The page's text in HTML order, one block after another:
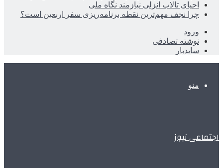
احیای تالاب انزلی نیازمند نگاه ملی
چرا نجف مهم‌ترین نقطه برنامه‌ریزی سفر اربعین است؟
ورود
نوشته تصادفی
سایدبار
منو
اجتماعی نیوز